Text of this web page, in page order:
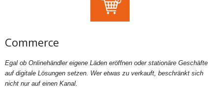
Commerce
Egal ob Onlinehändler eigene Läden eröffnen oder stationäre Geschäfte
auf digitale Lösungen setzen. Wer etwas zu verkauft, beschränkt sich
nicht nur auf einen Kanal.